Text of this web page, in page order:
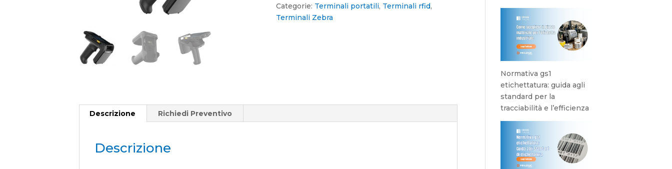
Categorie: Terminali portatili, Terminali rfid,
Terminali Zebra
Descrizione Richiedi Preventivo
Descrizione
Normativa gs1
etichettatura: guida agli
standard per la
tracciabilità e l’efficienza